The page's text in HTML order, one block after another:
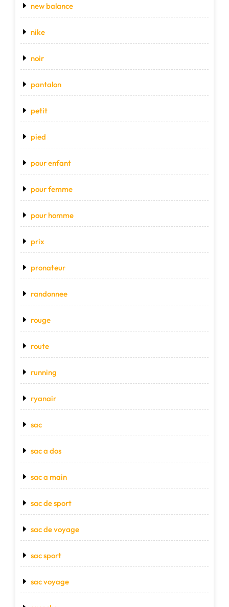
new balance
nike
noir
pantalon
petit
pied
pour enfant
pour femme
pour homme
prix
pronateur
randonnee
rouge
route
running
ryanair
sac
sac a dos
sac a main
sac de sport
sac de voyage
sac sport
sac voyage